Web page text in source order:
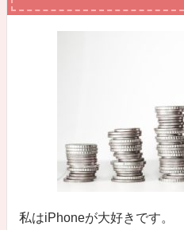
私はiPhoneが大好きです。